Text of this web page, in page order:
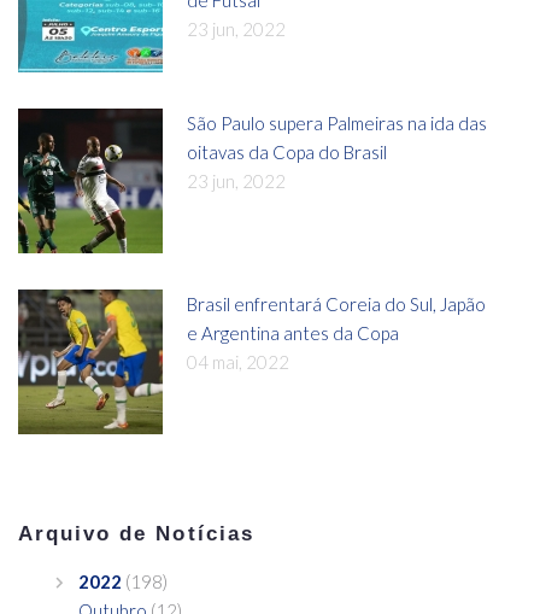
23 jun, 2022
São Paulo supera Palmeiras na ida das
oitavas da Copa do Brasil
23 jun, 2022
Brasil enfrentará Coreia do Sul, Japão
e Argentina antes da Copa
04 mai, 2022
Arquivo de Notícias
2022 (198)